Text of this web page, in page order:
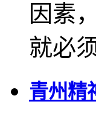
因素
就必
青州精